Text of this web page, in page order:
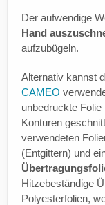
Der aufwendige
Hand
aufzubügeln.
Alternativ kannst
CAMEO
unbedruckte Folie
Konturen
verwendeten
(Entgittern) und
Hitzebeständige
Polyesterfolien,